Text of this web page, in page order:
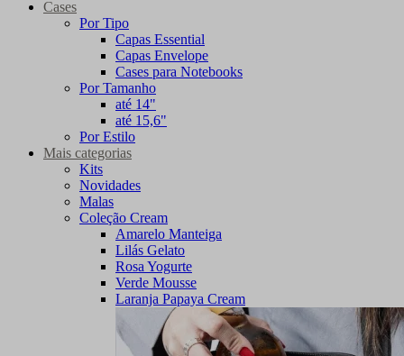
Cases
Por Tipo
Capas Essential
Capas Envelope
Cases para Notebooks
Por Tamanho
até 14"
até 15,6"
Por Estilo
Mais categorias
Kits
Novidades
Malas
Coleção Cream
Amarelo Manteiga
Lilás Gelato
Rosa Yogurte
Verde Mousse
Laranja Papaya Cream